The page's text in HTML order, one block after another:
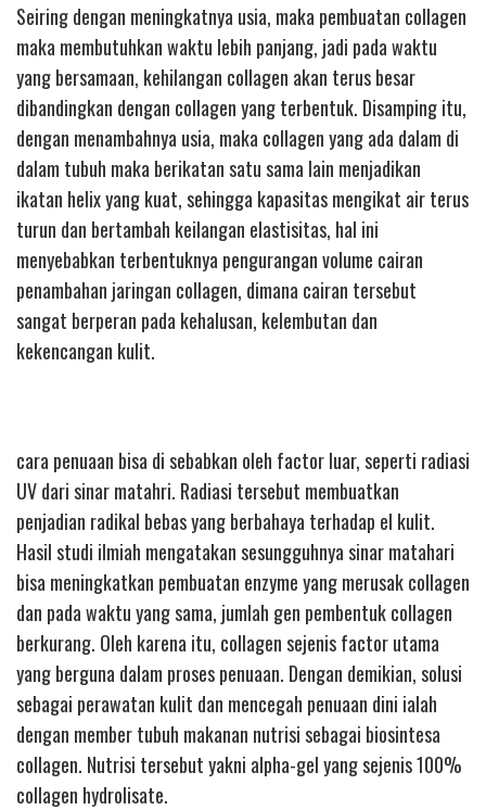
Seiring dengan meningkatnya usia, maka pembuatan collagen
maka membutuhkan waktu lebih panjang, jadi pada waktu
yang bersamaan, kehilangan collagen akan terus besar
dibandingkan dengan collagen yang terbentuk. Disamping itu,
dengan menambahnya usia, maka collagen yang ada dalam di
dalam tubuh maka berikatan satu sama lain menjadikan
ikatan helix yang kuat, sehingga kapasitas mengikat air terus
turun dan bertambah keilangan elastisitas, hal ini
menyebabkan terbentuknya pengurangan volume cairan
penambahan jaringan collagen, dimana cairan tersebut
sangat berperan pada kehalusan, kelembutan dan
kekencangan kulit.
cara penuaan bisa di sebabkan oleh factor luar, seperti radiasi
UV dari sinar matahri. Radiasi tersebut membuatkan
penjadian radikal bebas yang berbahaya terhadap el kulit.
Hasil studi ilmiah mengatakan sesungguhnya sinar matahari
bisa meningkatkan pembuatan enzyme yang merusak collagen
dan pada waktu yang sama, jumlah gen pembentuk collagen
berkurang. Oleh karena itu, collagen sejenis factor utama
yang berguna dalam proses penuaan. Dengan demikian, solusi
sebagai perawatan kulit dan mencegah penuaan dini ialah
dengan member tubuh makanan nutrisi sebagai biosintesa
collagen. Nutrisi tersebut yakni alpha-gel yang sejenis 100%
collagen hydrolisate.